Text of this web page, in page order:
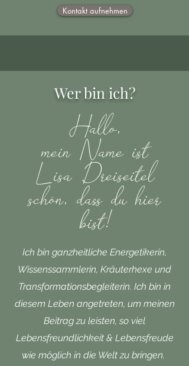
Kontakt aufnehmen
Wer bin ich?
Hallo,
mein Name ist
Lisa Dreiseitel
schön, dass du hier
bist!
Ich bin ganzheitliche Energetikerin,
Wissenssammlerin, Kräuterhexe und
Transformationsbegleiterin. Ich bin in
diesem Leben angetreten, um meinen
Beitrag zu leisten, so viel
Lebensfreundlichkeit & Lebensfreude
wie möglich in die Welt zu bringen.